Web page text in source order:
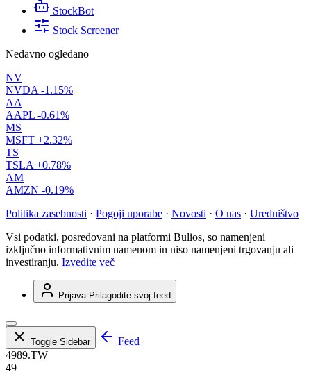
StockBot
Stock Screener
Nedavno ogledano
NV
NVDA -1.15%
AA
AAPL -0.61%
MS
MSFT +2.32%
TS
TSLA +0.78%
AM
AMZN -0.19%
Politika zasebnosti · Pogoji uporabe · Novosti · O nas · Uredništvo
Vsi podatki, posredovani na platformi Bulios, so namenjeni
izključno informativnim namenom in niso namenjeni trgovanju ali
investiranju. Izvedite več
Prijava Prilagodite svoj feed
Toggle Sidebar
Feed
4989.TW
49